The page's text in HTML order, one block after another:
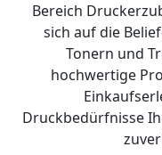
Bereich
sich auf die
Tonern und
hochwertige
Druckbedürfnisse